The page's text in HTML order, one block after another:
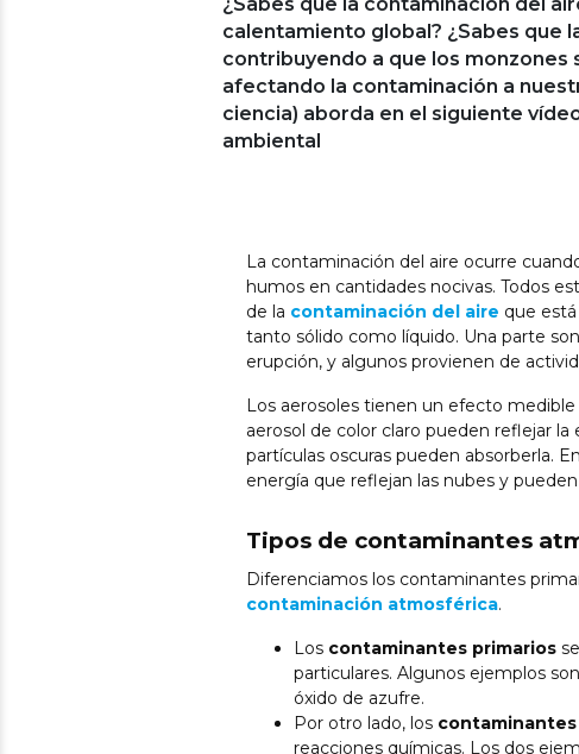
¿Sabes que la contaminación del
calentamiento global? ¿Sabes que
contribuyendo a que los monzones
afectando la contaminación a
ciencia) aborda en el siguiente
ambiental
La contaminación del aire ocurre
humos en cantidades nocivas. Todos
de la contaminación del aire que
tanto sólido como líquido. Una parte
erupción, y algunos provienen de
Los aerosoles tienen un efecto
aerosol de color claro pueden reflejar
partículas oscuras pueden absorberla.
energía que reflejan las nubes y
Tipos de contaminantes
Diferenciamos los contaminantes
contaminación atmosférica.
Los contaminantes primarios
particulares. Algunos ejemplos
óxido de azufre.
Por otro lado, los
reacciones químicas. Los dos